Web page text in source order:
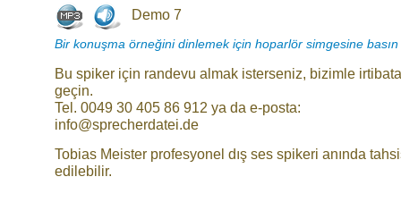
Demo 7
Bir konuşma örneğini dinlemek için hoparlör simgesine basın
Bu spiker için randevu almak isterseniz, bizimle irtibata
geçin.
Tel. 0049 30 405 86 912 ya da e-posta:
info@sprecherdatei.de
Tobias Meister profesyonel dış ses spikeri anında
edilebilir.